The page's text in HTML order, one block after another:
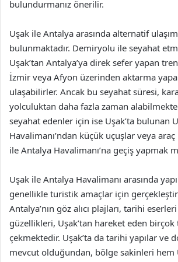
bulundurmanız önerilir.
Uşak ile Antalya arasında alternatif
bulunmaktadır. Demiryolu ile seyahat
Uşak’tan Antalya’ya direk sefer yapan
İzmir veya Afyon üzerinden aktarma
ulaşabilirler. Ancak bu seyahat süresi,
yolculuktan daha fazla zaman
seyahat edenler için ise Uşak’ta bulunan
Havalimanı’ndan küçük uçuşlar veya
ile Antalya Havalimanı’na geçiş yapmak
Uşak ile Antalya Havalimanı arasında
genellikle turistik amaçlar için
Antalya’nın göz alıcı plajları, tarihi
güzellikleri, Uşak’tan hareket eden
çekmektedir. Uşak’ta da tarihi yapılar ve
mevcut olduğundan, bölge sakinleri hem